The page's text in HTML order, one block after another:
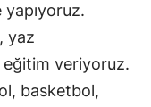
yaz
eğitim veriyoruz.
basketbol,